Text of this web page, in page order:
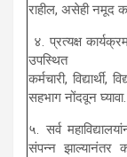
राहील, असेही नमूद
४. प्रत्यक्ष
कर्मचारी, विद्यार्थी,
सहभाग नोंदवून घ्यावा.
५. सर्व
संपन्न झाल्यानंतर